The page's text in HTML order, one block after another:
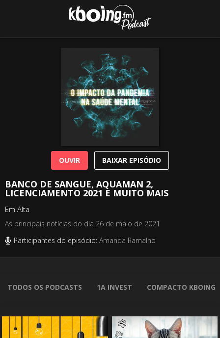
BANCO DE SANGUE, AQUAMAN 2,
LICENCIAMENTO 2021 E MUITO MAIS
Em Alta
As principais notícias do dia 26 de maio de 2021
Participantes do episódio: Amanda Ramalho
OUVIR BAIXAR EPISÓDIO
TODOS OS PODCASTS 1A INVEST COMPACTO KBOING